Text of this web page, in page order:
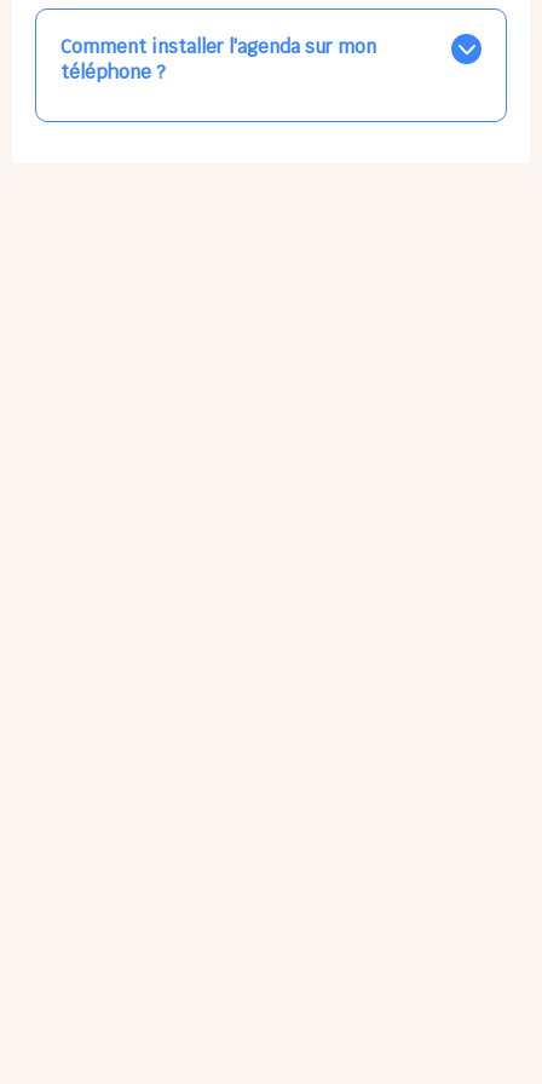
ajuster les plannings au mieux.
Pour éviter le gaspillage car les repas sont
commandés à l’avance.
Comment installer l'agenda sur mon
téléphone ?
L'application n'existe pas sur l'App Store ni Google Play